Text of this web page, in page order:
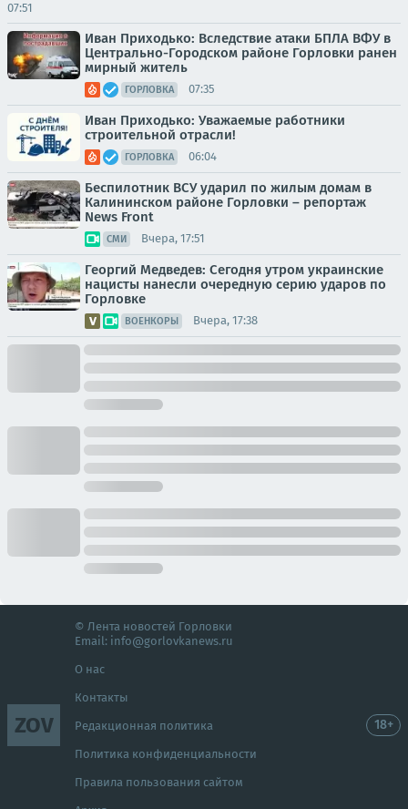
07:51
Иван Приходько: Вследствие атаки БПЛА ВФУ в
Центрально-Городском районе Горловки ранен
мирный житель
ГОРЛОВКА 07:35
Иван Приходько: Уважаемые работники
строительной отрасли!
ГОРЛОВКА 06:04
Беспилотник ВСУ ударил по жилым домам в
Калининском районе Горловки – репортаж
News Front
СМИ Вчера, 17:51
Георгий Медведев: Сегодня утром украинские
нацисты нанесли очередную серию ударов по
Горловке
ВОЕНКОРЫ Вчера, 17:38
ZOV
© Лента новостей Горловки
Email: info@gorlovkanews.ru
О нас
Контакты
Редакционная политика
Политика конфиденциальности
Правила пользования сайтом
18+